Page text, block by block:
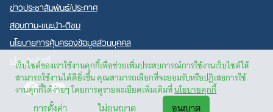
เว็บไซต์ของเราใช้งานคุกกี้เพื่อช่วยเพิ่มประสบการณ์การใช้งานเว็บไซต์ให้
สามารถใช้งานได้ดียิ่งขึ้น คุณสามารถเลือกที่จะยอมรับหรือปฏิเสธการใช้
งานคุกกี้ได้ง่ายๆ โดยการดูรายละเอียดเพิ่มเติมที่นโยบายคุกกี้
การตั้งค่า ไม่อนุญาต อนุญาต
ข่าวประชาสัมพันธ์/ประกาศ
สอบถาม-แนะนำ-ติชม
นโยบายการคุ้มครองข้อมูลส่วนบุคคล
นโยบายคุกกี้
FacebookYoutube